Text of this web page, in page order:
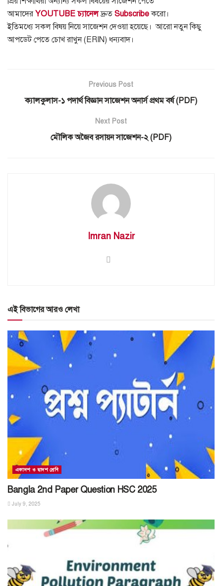
আমাদের YOUTUBE চ্যানেল দ্রুত Subscribeকরো।
ইতিমধ্যে সকল বিষয় নিয়ে সাজেশন দেওয়া হয়েছে। আরো নতুন কিছু
আপডেট পেতে চোখ রাখুন (ERIN) ধন্যবাদ।
Previous Post
ক্যালকুলাস-১ পদার্থ বিজ্ঞান সাজেশন অনার্স প্রথম বর্ষ (PDF)
Next Post
মৌলিক অজৈব রসায়ন সাজেশন-২ (PDF)
Imran Nazir
এই বিভাগের আরও লেখা
একাদশ ও দ্বাদশ শ্রেণি
Bangla 2nd Paper Question HSC 2025
July 9, 2025